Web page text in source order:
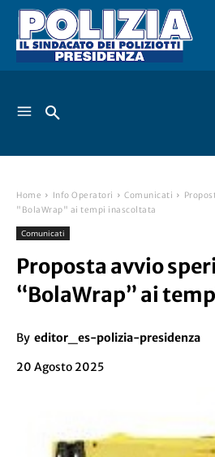
Home Info Operatori Comunicati
"BolaWrap" ai tempi inascoltata
Comunicati
Proposta avvio
“BolaWrap” ai
By editor_es-polizia-presidenza
20 Agosto 2025